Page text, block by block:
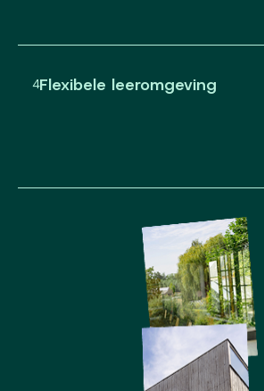
4Flexibele leeromgeving